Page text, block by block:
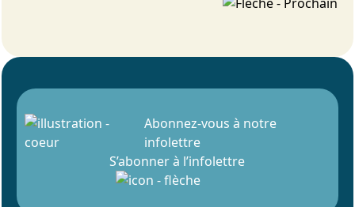
Abonnez-vous à notre
infolettre
S’abonner à l’infolettre